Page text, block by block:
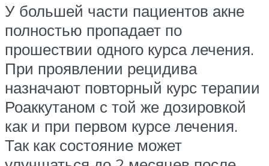
У большей части пациентов акне
полностью пропадает по
прошествии одного курса лечения.
При проявлении рецидива
назначают повторный курс терапии
Роаккутаном с той же дозировкой
как и при первом курсе лечения.
Так как состояние может